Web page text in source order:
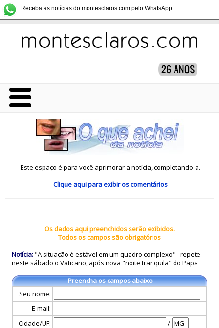
Receba as notícias do montesclaros.com pelo WhatsApp
Este espaço é para você aprimorar a notícia, completando-a.
Clique aquipara exibir os comentários
Os dados aqui preenchidos serão exibidos.
Todos os campos são obrigatórios
Notícia: "A situação é estável em um quadro complexo" - repete
neste sábado o Vaticano, após nova "noite tranquila" do Papa
Preencha os campos abaixo
Seu nome:
E-mail:
Cidade/UF:
/